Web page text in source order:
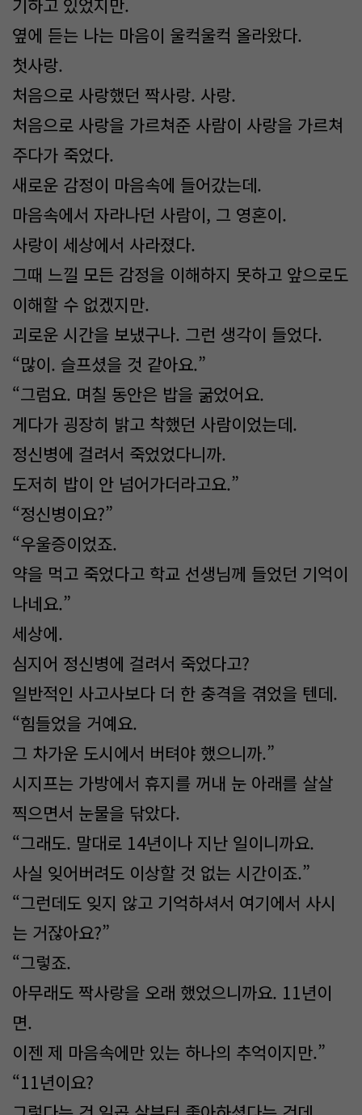
기하고 있었지만.
옆에 듣는 나는 마음이 울컥울컥 올라왔다.
첫사랑.
처음으로 사랑했던 짝사랑. 사랑.
처음으로 사랑을 가르쳐준 사람이 사랑을 가르쳐
주다가 죽었다.
새로운 감정이 마음속에 들어갔는데.
마음속에서 자라나던 사람이, 그 영혼이.
사랑이 세상에서 사라졌다.
그때 느낄 모든 감정을 이해하지 못하고 앞으로도
이해할 수 없겠지만.
괴로운 시간을 보냈구나. 그런 생각이 들었다.
“많이. 슬프셨을 것 같아요.”
“그럼요. 며칠 동안은 밥을 굶었어요.
게다가 굉장히 밝고 착했던 사람이었는데.
정신병에 걸려서 죽었었다니까.
도저히 밥이 안 넘어가더라고요.”
“정신병이요?”
“우울증이었죠.
약을 먹고 죽었다고 학교 선생님께 들었던 기억이
나네요.”
세상에.
심지어 정신병에 걸려서 죽었다고?
일반적인 사고사보다 더 한 충격을 겪었을 텐데.
“힘들었을 거예요.
그 차가운 도시에서 버텨야 했으니까.”
시지프는 가방에서 휴지를 꺼내 눈 아래를 살살
찍으면서 눈물을 닦았다.
“그래도. 말대로 14년이나 지난 일이니까요.
사실 잊어버려도 이상할 것 없는 시간이죠.”
“그런데도 잊지 않고 기억하셔서 여기에서 사시
는 거잖아요?”
“그렇죠.
아무래도 짝사랑을 오래 했었으니까요. 11년이
면.
이젠 제 마음속에만 있는 하나의 추억이지만.”
“11년이요?